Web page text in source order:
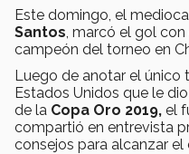
Este domingo, el
Santos , marcó el gol
campeón del torneo en
Luego de anotar el único
Estados Unidos que le
de la Copa Oro 2019, el
compartió en entrevista
consejos para alcanzar el